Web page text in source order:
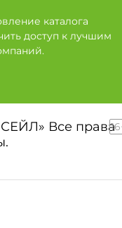
каталога
доступ к лучшим
Все права